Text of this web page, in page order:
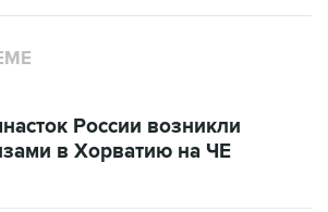
в Хорватию на ЧЕ